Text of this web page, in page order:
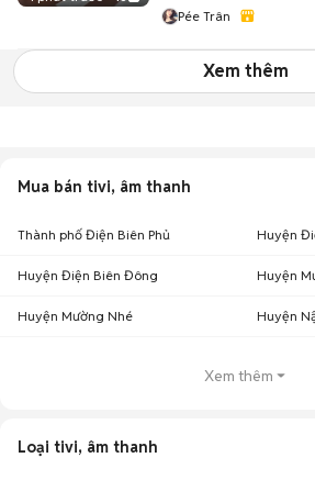
Pée Trân
Xem thêm
Mua bán tivi, âm thanh
Thành phố Điện Biên Phủ Huyện
Huyện Điện Biên Đông Huyện
Huyện Mường Nhé Huyện
Xem thêm
Loại tivi, âm thanh